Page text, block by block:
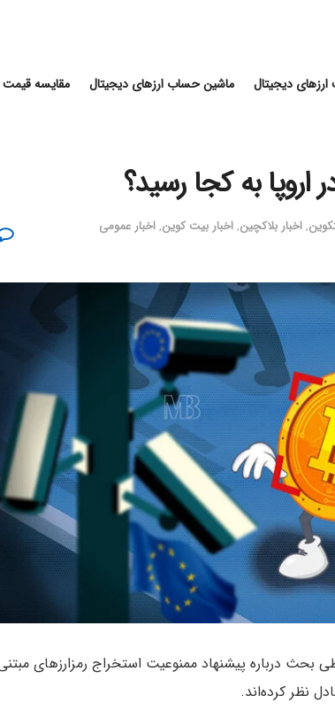
دیجیتال ماشین حساب ارزهای دیجیتال مقایسه
به کجا رسید؟
,اخبار بلاکچین,اخبار بیت کوین,اخبار عمومی
بحث درباره پیشنهاد ممنوعیت استخراج رمزارزهای
نظر کرده‌اند.